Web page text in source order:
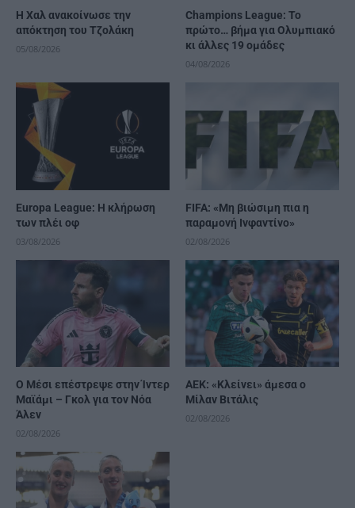
Η Χαλ ανακοίνωσε την
απόκτηση του Τζολάκη
05/08/2026
Champions League: Το
πρώτο… βήμα για Ολυμπιακό
κι άλλες 19 ομάδες
04/08/2026
Europa League: Η κλήρωση
των πλέι οφ
03/08/2026
FIFA: «Μη βιώσιμη πια η
παραμονή Ινφαντίνο»
02/08/2026
Ο Μέσι επέστρεψε στην Ίντερ
Μαϊάμι – Γκολ για τον Νόα
Άλεν
02/08/2026
ΑΕΚ: «Κλείνει» άμεσα ο
Μίλαν Βιτάλις
02/08/2026